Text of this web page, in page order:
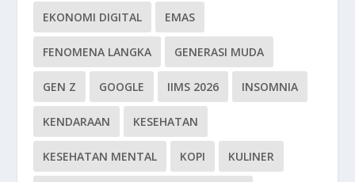
EKONOMI DIGITAL EMAS
FENOMENA LANGKA GENERASI MUDA
GEN Z GOOGLE IIMS 2026 INSOMNIA
KENDARAAN KESEHATAN
KESEHATAN MENTAL KOPI KULINER